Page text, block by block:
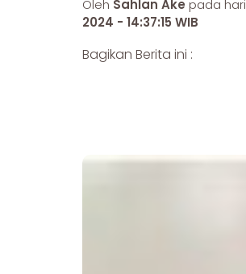
Oleh Sahlan Ake pada hari
2024 - 14:37:15 WIB
Bagikan Berita ini :